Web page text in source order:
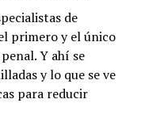
de
primero y el único
Y ahí se
y lo que se ve
para reducir